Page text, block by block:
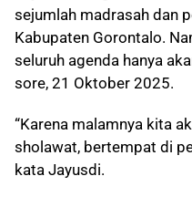
sejumlah madrasah dan
Kabupaten Gorontalo.
seluruh agenda hanya
sore, 21 Oktober 2025.
“Karena malamnya kita
sholawat, bertempat di
kata Jayusdi.